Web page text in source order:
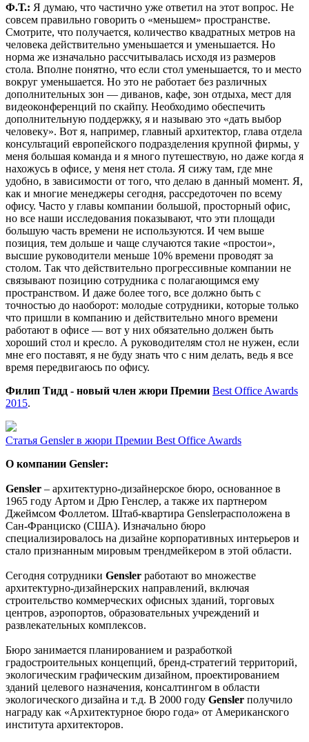
Ф.Т.: Я думаю, что частично уже ответил на этот вопрос. Не
совсем правильно говорить о «меньшем» пространстве.
Смотрите, что получается, количество квадратных метров на
человека действительно уменьшается и уменьшается. Но
норма же изначально рассчитывалась исходя из размеров
стола. Вполне понятно, что если стол уменьшается, то и место
вокруг уменьшается. Но это не работает без различных
дополнительных зон — диванов, кафе, зон отдыха, мест для
видеоконференций по скайпу. Необходимо обеспечить
дополнительную поддержку, я и называю это «дать выбор
человеку». Вот я, например, главный архитектор, глава отдела
консультаций европейского подразделения крупной фирмы, у
меня большая команда и я много путешествую, но даже когда я
нахожусь в офисе, у меня нет стола. Я сижу там, где мне
удобно, в зависимости от того, что делаю в данный момент. Я,
как и многие менеджеры сегодня, рассредоточен по всему
офису. Часто у главы компании большой, просторный офис,
но все наши исследования показывают, что эти площади
большую часть времени не используются. И чем выше
позиция, тем дольше и чаще случаются такие «простои»,
высшие руководители меньше 10% времени проводят за
столом. Так что действительно прогрессивные компании не
связывают позицию сотрудника с полагающимся ему
пространством. И даже более того, все должно быть с
точностью до наоборот: молодые сотрудники, которые только
что пришли в компанию и действительно много времени
работают в офисе — вот у них обязательно должен быть
хороший стол и кресло. А руководителям стол не нужен, если
мне его поставят, я не буду знать что с ним делать, ведь я все
время передвигаюсь по офису.
Филип Тидд - новый член жюри Премии Best Office Awards
2015.
Статья Gensler в жюри Премии Best Office Awards
О компании Gensler:
Gensler – архитектурно-дизайнерское бюро, основанное в
1965 году Артом и Дрю Генслер, а также их партнером
Джеймсом Фоллетом. Штаб-квартира Genslerрасположена в
Сан-Франциско (США). Изначально бюро
специализировалось на дизайне корпоративных интерьеров и
стало признанным мировым трендмейкером в этой области.
Сегодня сотрудники Gensler работают во множестве
архитектурно-дизайнерских направлений, включая
строительство коммерческих офисных зданий, торговых
центров, аэропортов, образовательных учреждений и
развлекательных комплексов.
Бюро занимается планированием и разработкой
градостроительных концепций, бренд-стратегий территорий,
экологическим графическим дизайном, проектированием
зданий целевого назначения, консалтингом в области
экологического дизайна и т.д. В 2000 году Gensler получило
награду как «Архитектурное бюро года» от Американского
института архитекторов.